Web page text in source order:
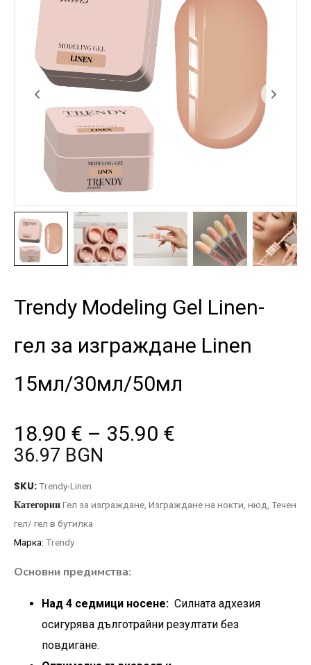
Trendy Modeling Gel Linen-
гел за изграждане Linen
15мл/30мл/50мл
18.90 € – 35.90 €
36.97 BGN
SKU:Trendy-Linen
КатегорииГел за изграждане Изграждане на нокти нюд Течен
гел/ гел в бутилка
Марка: Trendy
Основни предимства:
Над 4 седмици носене: Силната адхезия
осигурява дълготрайни резултати без
повдигане.